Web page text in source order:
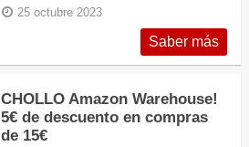
25 octubre 2023
Saber más
CHOLLO Amazon Warehouse!
5€ de descuento en compras
de 15€